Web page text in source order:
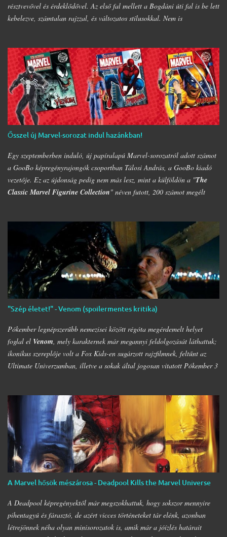
résztvevővel és érdeklődővel. Az első fal mellett a Bogdáni úti fal is be lett
kebelezve, számtalan rajzzal, és változatos stílusokkal. Nem is
Ősszel új Marvel-sorozat indul hazánkban!
Egy szeptemberben induló, új papíralapú Marvel-sorozatról adott számot
a GooBo képregényrajongók csoportban Tálosi András, a GooBo kiadó
vezetője. Ez az újdonság pedig nem más lesz, mint a külföldön a "The
Classic Marvel Figurine Collection" néven futott, 200 számot megélt
már volt hasonló kaliberű próbálkozás a DC figurákkal, de az a kísérlet
hamar kudarcba fulladt, és kaszálták a sorozatot. A kiadó ezúttal is az
Eaglemoss lesz, a megjelenésre pedig már nem is kell olyan sokat
várnunk, alig néhány hét múlva már a polcunkon tudhatjuk az első
darabot. Az eredeti sorozat 200 számot élt meg, ami azért nem kevés
figurát jelent; lehet készíteni hozzá az üres polcokat, melyek átrendezése
már így is folyamatosan borsot tör a képregényrajongók orra alá, hála a
NagyDC- ésMarvel-Képregénygyűjteményegyre nagyobb helyet
igénylő …
"Szép életet!" - Venom (spoilermentes kritika)
Pókember legnépszerűbb nemezisei között régóta megérdemelt helyet
foglal el Venom , mely karakternek már megannyi feldolgozását láthattuk;
ikonikus szereplője volt a Fox Kids-en sugárzott rajzfilmnek, feltűnt az
Ultimate Univerzumban, illetve a sokak által jogosan vitatott Pókember 3
számban pedig már Venomot csodálhattuk egy rövid cameo erejéig a füzet
végén, egy vérfagyasztó jelenetben, ahol Mary Jane-et rémítette halálra.
A gonosztevő megalkotása egyébkéntTodd MacFarlane
David
Michelinienevéhez fűzödik, előbbi pedig részt vett a film
forgatókönyvének megírásában. A rajongói nyomást általában igyekeznek
figyelembe venni mind a képregények, mind a filmek terén, a Marvel és a
Sony közös megegyezésének köszönhetően pedig megszületett a legendás
karakter, Venom önálló filmje. (Azt azért hozzátenném zárójelben, hogy
inkább lett ez egy Eddie …
A Marvel hősök mészárosa - Deadpool Kills the Marvel Universe
A Deadpool képregényektől már megszokhattuk, hogy sokszor mennyire
pihentagyú és fárasztó, de azért vicces történeteket tár elénk, azonban
létrejönnek néha olyan minisorozatok is, amik már a jóízlés határait